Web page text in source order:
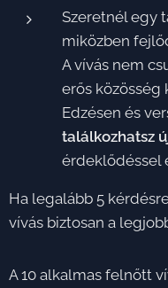
Szeretnél egy
miközben
A vívás nem
erős közösség
Edzésen és
találkozhatsz
érdeklődéssel
Ha legalább 5
vívás biztosan a
A 10 alkalmas felnőtt